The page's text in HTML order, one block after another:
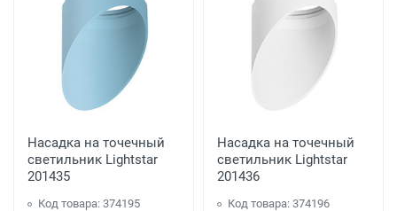
Насадка на точечный
светильник Lightstar
201435
Код товара: 374195
Насадка на точечный
светильник Lightstar
201436
Код товара: 374196